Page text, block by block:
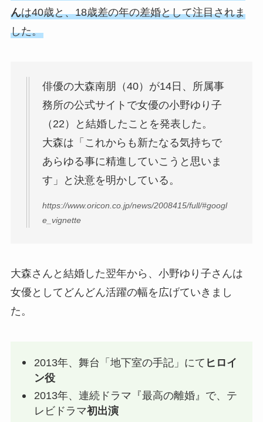
んは40歳と、18歳差の年の差婚として注目されま
した。
俳優の大森南朋（40）が14日、所属事
務所の公式サイトで女優の小野ゆり子
（22）と結婚したことを発表した。
大森は「これからも新たなる気持ちで
あらゆる事に精進していこうと思いま
す」と決意を明かしている。
https://www.oricon.co.jp/news/2008415/full/#googl
e_vignette
大森さんと結婚した翌年から、小野ゆり子さんは
女優としてどんどん活躍の幅を広げていきまし
た。
2013年、舞台「地下室の手記」にて ヒロイ
ン役
2013年、連続ドラマ『最高の離婚』で、テ
レビドラマ初出演